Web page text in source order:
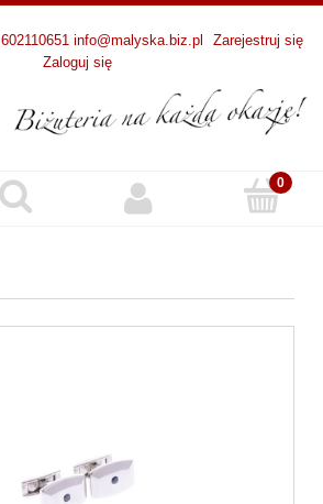
602110651 info@malyska.biz.pl
Zarejestruj się
Zaloguj się